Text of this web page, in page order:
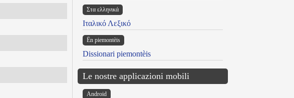
Στα ελληνικά
Ιταλικό Λεξικό
Ën piemontèis
Dissionari piemontèis
Le nostre applicazioni mobili
Android